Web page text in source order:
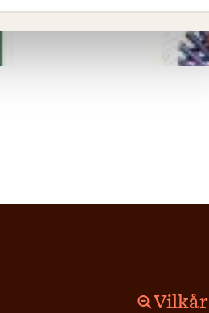
Vilkår